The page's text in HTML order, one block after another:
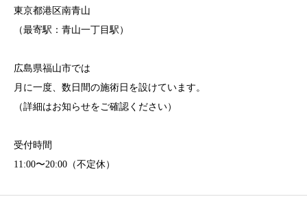
東京都港区南青山
（最寄駅：青山一丁目駅）
広島県福山市では
月に一度、数日間の施術日を設けています。
（詳細はお知らせをご確認ください）
受付時間
11:00〜20:00（不定休）